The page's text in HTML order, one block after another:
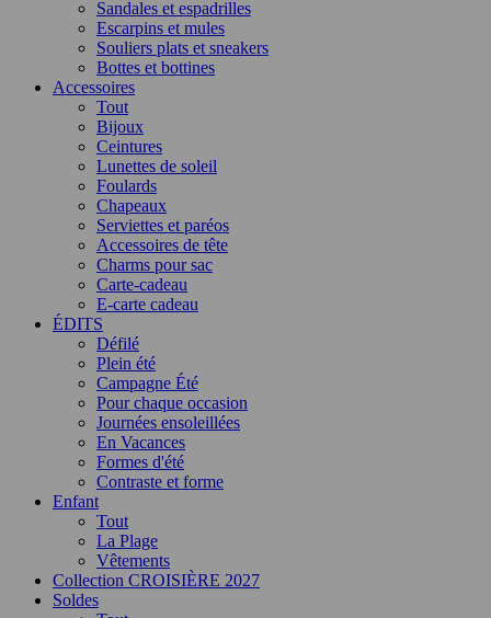
Sandales et espadrilles
Escarpins et mules
Souliers plats et sneakers
Bottes et bottines
Accessoires
Tout
Bijoux
Ceintures
Lunettes de soleil
Foulards
Chapeaux
Serviettes et paréos
Accessoires de tête
Charms pour sac
Carte-cadeau
E-carte cadeau
ÉDITS
Défilé
Plein été
Campagne Été
Pour chaque occasion
Journées ensoleillées
En Vacances
Formes d'été
Contraste et forme
Enfant
Tout
La Plage
Vêtements
Collection CROISIÈRE 2027
Soldes